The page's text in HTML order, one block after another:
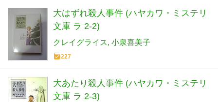
大はずれ殺人事件 (ハヤカワ・ミステリ
文庫 ラ 2-2)
クレイグライス 小泉喜美子
227
大あたり殺人事件 (ハヤカワ・ミステリ
文庫 ラ 2-3)